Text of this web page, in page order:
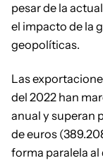
pesar de la
el impacto de la
geopolíticas.
Las
del 2022 han
anual y superan
de euros
forma paralela